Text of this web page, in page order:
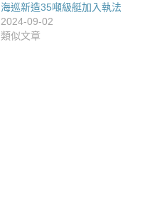
海巡新造35噸級艇加入執法
2024-09-02
類似文章